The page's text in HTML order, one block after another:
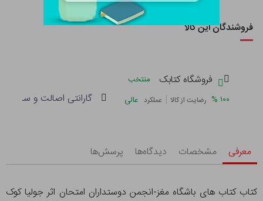
فروشندگان این کالا
فروشگاه کتابک
منتخب
۱۰۰ % رضایت از کالا | عملکرد عالی گارانتی اصالت و سلامت
معرفی مشخصات دیدگاه‌ها پرسش‌ها
کتاب کتاب های باشگاه مغز-انجمن دوستداران امتحان اثر جولیا کوک